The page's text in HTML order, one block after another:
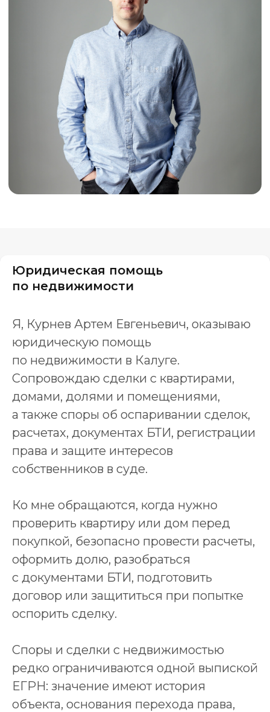
Юридическая помощь
по недвижимости
Я, Курнев Артем Евгеньевич, оказываю
юридическую помощь
по недвижимости в Калуге.
Сопровождаю сделки с квартирами,
домами, долями и помещениями,
а также споры об оспаривании сделок,
расчетах, документах БТИ, регистрации
права и защите интересов
собственников в суде.
Ко мне обращаются, когда нужно
проверить квартиру или дом перед
покупкой, безопасно провести расчеты,
оформить долю, разобраться
с документами БТИ, подготовить
договор или защититься при попытке
оспорить сделку.
Споры и сделки с недвижимостью
редко ограничиваются одной выпиской
ЕГРН: значение имеют история
объекта, основания перехода права,